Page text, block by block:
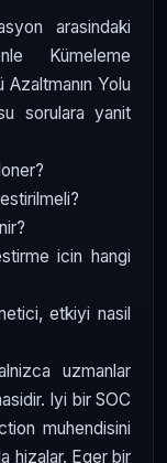
arasindaki
Kümeleme
Yolu
sorulara yanit
icin hangi
etkiyi nasil
uzmanlar
Iyi bir SOC
muhendisini
hizalar. Eger bir